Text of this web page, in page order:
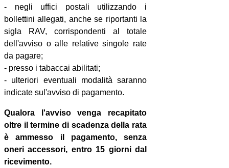
- negli uffici postali utilizzando i
bollettini allegati, anche se riportanti la
sigla RAV, corrispondenti al totale
dell'avviso o alle relative singole rate
da pagare;
- presso i tabaccai abilitati;
- ulteriori eventuali modalità saranno
indicate sul'avviso di pagamento.
Qualora l'avviso venga recapitato
oltre il termine di scadenza della rata
è ammesso il pagamento, senza
oneri accessori, entro 15 giorni dal
ricevimento.